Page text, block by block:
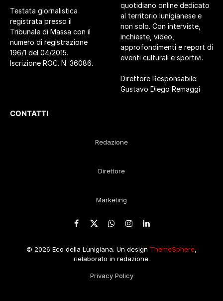
Testata giornalistica
registrata presso il
Tribunale di Massa con il
numero di registrazione
196/1 del 04/2015.
Iscrizione ROC. N. 36086.
quotidiano online dedicato
al territorio lunigianese e
non solo. Con interviste,
inchieste, video,
approfondimenti e report di
eventi culturali e sportivi.
Direttore Responsabile:
Gustavo Diego Remaggi
CONTATTI
Redazione
Direttore
Marketing
Facebook
X
WhatsApp
Instagram
LinkedIn
© 2026 Eco della Lunigiana. Un design ThemeSphere,
rielaborato in redazione.
Privacy Policy